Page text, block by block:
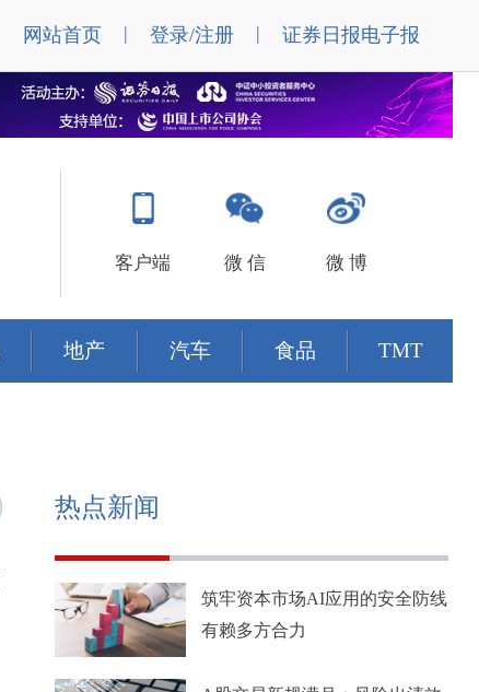
网站首页 | 登录/注册 | 证券日报电子报
客户端 微 信 微 博
地产 汽车 食品 TMT
热点新闻
筑牢资本市场AI应用的安全防线
有赖多方合力